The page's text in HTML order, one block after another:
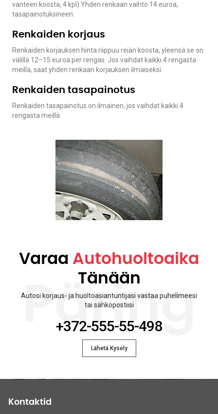
vanteen koosta, 4 kpl) Yhden renkaan vaihto 14 euroa,
tasapainotuksineen.
Renkaiden korjaus
Renkaiden korjauksen hinta riippuu reiän koosta, yleensä se on
välillä 12–15 euroa per rengas. Jos vaihdat kaikki 4 rengasta
meillä, saat yhden renkaan korjauksen ilmaiseksi.
Renkaiden tasapainotus
Renkaiden tasapainotus on ilmainen, jos vaihdat kaikki 4
rengasta meillä.
Päring
Varaa Autohuoltoaika
Tänään
Autosi korjaus- ja huoltoasiantuntijasi vastaa puhelimeesi
tai sähköpostiisi
+372-555-55-498
Lähetä Kysely
Kontaktid